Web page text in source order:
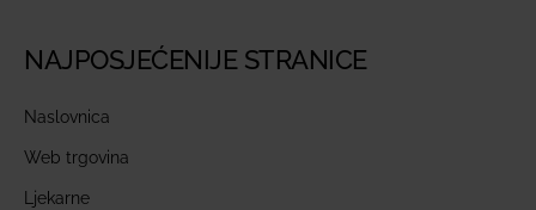
NAJPOSJEĆENIJE STRANICE
Naslovnica
Web trgovina
Ljekarne